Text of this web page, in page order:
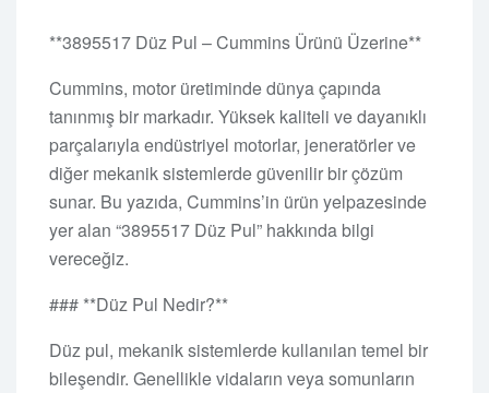
**3895517 Düz Pul – Cummins Ürünü Üzerine**
Cummins, motor üretiminde dünya çapında
tanınmış bir markadır. Yüksek kaliteli ve dayanıklı
parçalarıyla endüstriyel motorlar, jeneratörler ve
diğer mekanik sistemlerde güvenilir bir çözüm
sunar. Bu yazıda, Cummins’in ürün yelpazesinde
yer alan “3895517 Düz Pul” hakkında bilgi
vereceğiz.
### **Düz Pul Nedir?**
Düz pul, mekanik sistemlerde kullanılan temel bir
bileşendir. Genellikle vidaların veya somunların